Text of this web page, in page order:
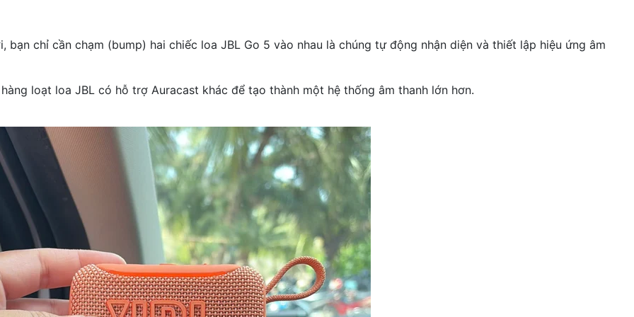
bạn chỉ cần chạm (bump) hai chiếc loa JBL Go 5 vào nhau là chúng tự động nhận diện và thiết lập hiệu ứng âm
loạt loa JBL có hỗ trợ Auracast khác để tạo thành một hệ thống âm thanh lớn hơn.